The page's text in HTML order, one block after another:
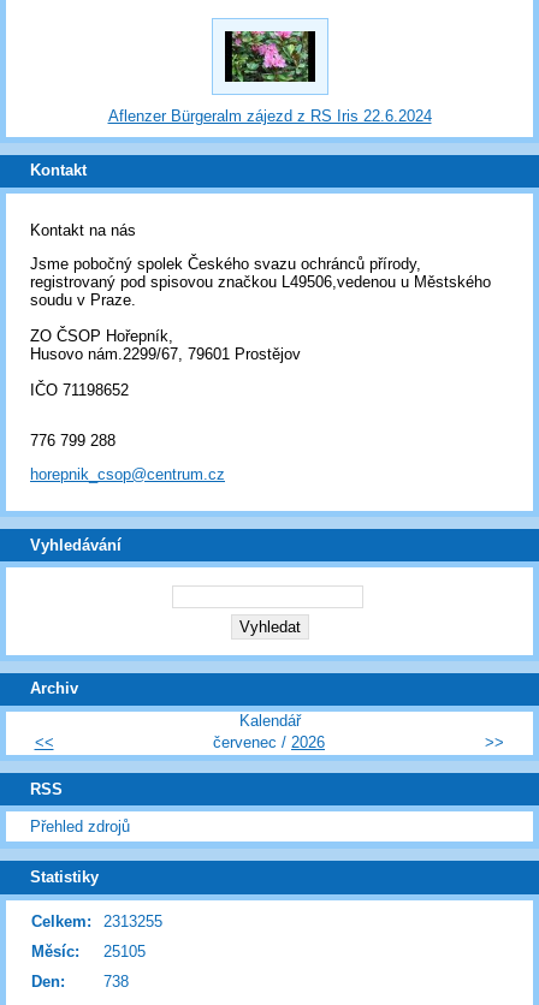
Aflenzer Bürgeralm zájezd z RS Iris 22.6.2024
Kontakt
Kontakt na nás
Jsme pobočný spolek Českého svazu ochránců přírody,
registrovaný pod spisovou značkou L49506,vedenou u Městského
soudu v Praze.
ZO ČSOP Hořepník,
Husovo nám.2299/67, 79601 Prostějov
IČO 71198652
776 799 288
horepnik_csop@centrum.cz
Vyhledávání
Archiv
Kalendář
<<
červenec / 2026 >>
RSS
Přehled zdrojů
Statistiky
Celkem:
2313255
Měsíc:
25105
Den:
738